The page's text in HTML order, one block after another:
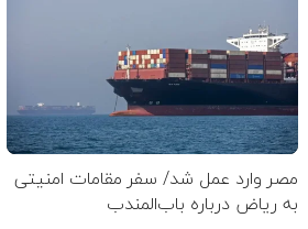
مصر وارد عمل شد/ سفر مقامات امنیتی
به ریاض درباره باب‌المندب